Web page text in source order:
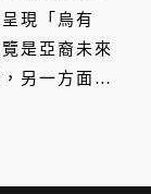
現「烏有
是亞裔未來
另一方面以